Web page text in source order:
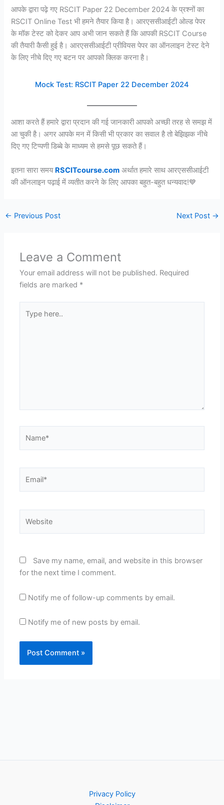
आपके द्वारा पढ़े गए RSCIT Paper 22 December 2024 के प्रश्नों का
RSCIT Online Test भी हमने तैयार किया है। आरएससीआईटी ओल्ड पेपर
के मॉक टेस्ट को देकर आप अभी जान सकते हैं कि आपकी RSCIT Course
की तैयारी कैसी हुई है। आरएससीआईटी प्रीवियस पेपर का ऑनलाइन टेस्ट देने
के लिए नीचे दिए गए बटन पर आपको क्लिक करना है।
Mock Test: RSCIT Paper 22 December 2024
आशा करते हैं हमारे द्वारा प्रदान की गई जानकारी आपको अच्छी तरह से समझ में
आ चुकी है। अगर आपके मन में किसी भी प्रकार का सवाल है तो बेझिझक नीचे
दिए गए टिप्पणी डिब्बे के माध्यम से हमसे पूछ सकते हैं।
इतना सारा समय RSCITcourse.com अर्थात हमारे साथ आरएससीआईटी
की ऑनलाइन पढ़ाई में व्यतीत करने के लिए आपका बहुत-बहुत धन्यवाद!💙
← Previous Post Next Post →
Leave a Comment
Your email address will not be published. Required
fields are marked *
here..
Save my name, email, and website in this browser
for the next time I comment.
Notify me of follow-up comments by email.
Notify me of new posts by email.
Privacy Policy